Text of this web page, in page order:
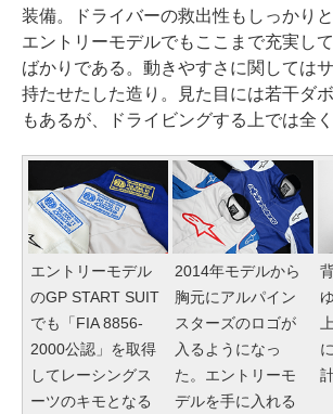
装備。ドライバーの救出性もしっかりと
エントリーモデルでもここまで充実し
ばかりである。動きやすさに関しては
持たせたした造り。見た目には若干ダ
もあるが、ドライビングする上では全く
エントリーモデル
のGP START SUIT
でも「FIA 8856-
2000公認」を取得
してレーシングス
ーツのキモとなる
2014年モデルから
胸元にアルパイン
スターズのロゴが
入るようになっ
た。エントリーモ
デルを手に入れる